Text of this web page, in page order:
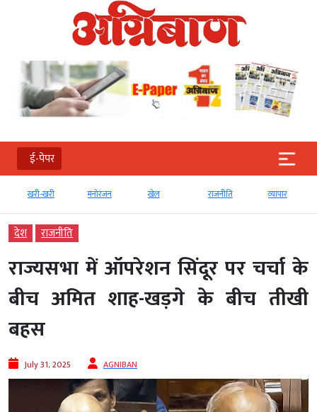
ई-पेपर
खरी-खरी मनोरंजन खेल राजनीति व्‍यापार
देश राजनीति
राज्यसभा में ऑपरेशन सिंदूर पर चर्चा के
बीच अमित शाह-खड़गे के बीच तीखी
बहस
July 31, 2025 AGNIBAN